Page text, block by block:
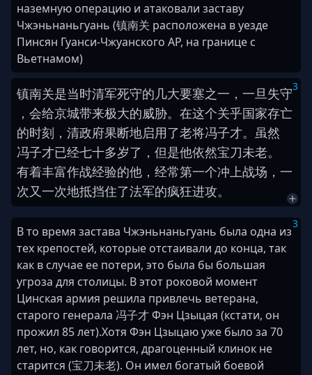
наземную операцию и атаковали заставу
Чжэньнаньгуань (镇南关 расположена в уезде
Пинсян Гуанси-Чжуанского АР, на границе с
Вьетнамом)
3
镇南关是当时清军死守的几大要塞之一 ， 一旦失守
， 会给京城带来极大的威胁。 在这个关乎国家存亡
的时刻 ， 清政府果断地启用了老将冯子才。 虽然
冯子才已经七十多岁了 ， 但是他依然宝刀未老。
有着丰富作战经验的他 ， 经常第一个冲上战场 ， 一
次又一次地抵挡住了法军的疯狂进攻。
3
В то время застава Чжэньнаньгуань была одна из
тех крепостей, которые отстаивали до конца, так
как в случае ее потери, это была бы большая
угроза для столицы. В этот роковой момент
Цинская армия решила привлечь ветерана,
старого генерала 冯子才 Фэн Цзыцая (кстати, он
прожил 85 лет).Хотя Фэн Цзыцаю уже было за 70
лет, но, как говорится, драгоценный клинок не
старится (宝刀未老). Он имел богатый боевой